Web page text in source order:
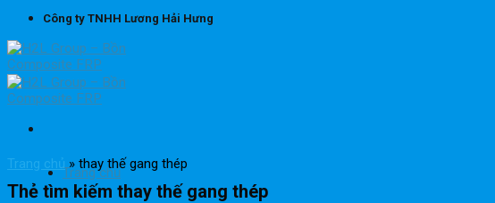
Công ty TNHH Lương Hải Hưng
Trang chủ
Trang chủ» thay thế gang thép
Thẻ tìm kiếm thay thế gang thép